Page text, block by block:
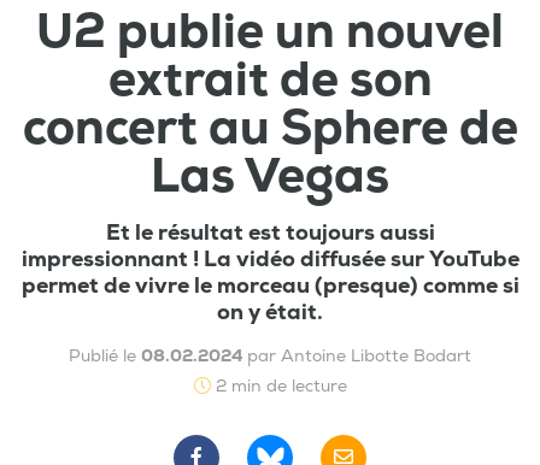
U2 publie un nouvel
extrait de son
concert au Sphere de
Las Vegas
Et le résultat est toujours aussi
impressionnant ! La vidéo diffusée sur YouTube
permet de vivre le morceau (presque) comme si
on y était.
Publié le 08.02.2024 par Antoine Libotte Bodart
2 min de lecture